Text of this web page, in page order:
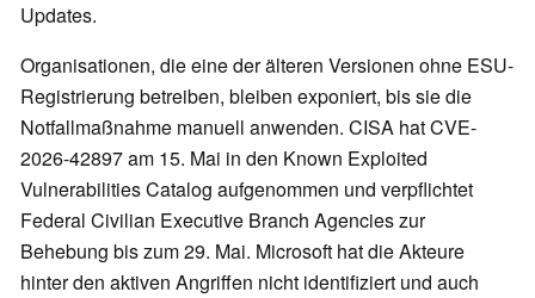
Updates.
Organisationen, die eine der älteren Versionen ohne ESU-
Registrierung betreiben, bleiben exponiert, bis sie die
Notfallmaßnahme manuell anwenden. CISA hat CVE-
2026-42897 am 15. Mai in den Known Exploited
Vulnerabilities Catalog aufgenommen und verpflichtet
Federal Civilian Executive Branch Agencies zur
Behebung bis zum 29. Mai. Microsoft hat die Akteure
hinter den aktiven Angriffen nicht identifiziert und auch